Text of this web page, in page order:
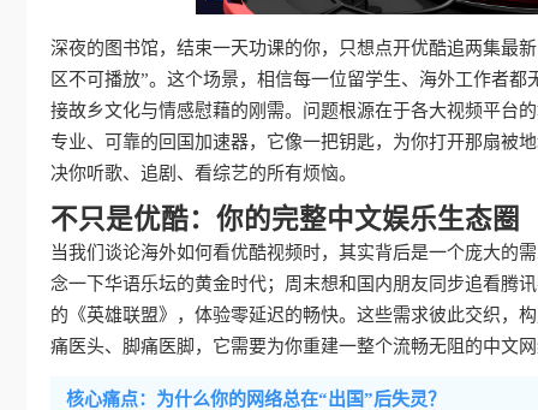
深夜的图书馆，结束一天功课的你，只想点开优酷追两集最
区不可播放”。这个场景，相信每一位留学生、海外工作者
接故乡文化与情感慰藉的刚需。问题根源在于各大视频平台
专业、可靠的回国加速器，它像一把钥匙，为你打开那扇被
决你听歌、追剧、看综艺的所有烦恼。
不只是优酷：你的完整中文娱乐生态圈
当我们谈论海外如何看优酷视频时，其实背后是一个庞大的
念一下华语乐坛的黄金时代；周末想和国内朋友同步追看腾
的《英雄联盟》，体验零延迟的畅快。这些需求彼此交织，
痛医头、脚痛医脚，它需要为你重建一整个流畅无阻的中文
核心痛点：为什么你的网络总在“出国”后失灵？